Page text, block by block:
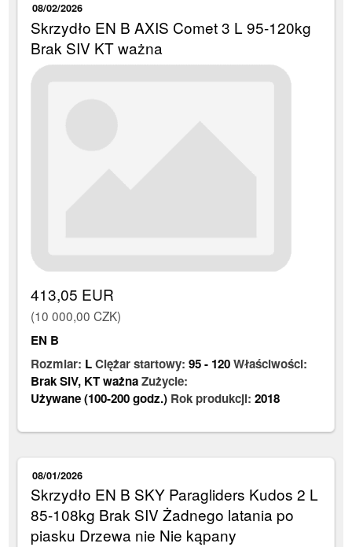
08/02/2026
Skrzydło EN B AXIS Comet 3 L 95-120kg
Brak SIV KT ważna
413,05 EUR
(10 000,00 CZK)
EN B
Rozmiar: LCiężar startowy:95- 120Właściwości:
Brak SIV, KT ważnaZużycie:
Używane (100-200 godz.) Rok produkcji:2018
08/01/2026
Skrzydło EN B SKY Paragliders Kudos 2 L
85-108kg Brak SIV Żadnego latania po
piasku Drzewa nie Nie kąpany